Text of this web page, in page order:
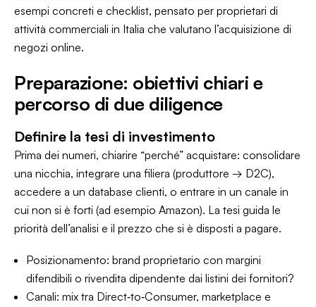
esempi concreti e checklist, pensato per proprietari di
attività commerciali in Italia che valutano l’acquisizione di
negozi online.
Preparazione: obiettivi chiari e
percorso di due diligence
Definire la tesi di investimento
Prima dei numeri, chiarire “perché” acquistare: consolidare
una nicchia, integrare una filiera (produttore → D2C),
accedere a un database clienti, o entrare in un canale in
cui non si è forti (ad esempio Amazon). La tesi guida le
priorità dell’analisi e il prezzo che si è disposti a pagare.
Posizionamento: brand proprietario con margini
difendibili o rivendita dipendente dai listini dei fornitori?
Canali: mix tra Direct‑to‑Consumer, marketplace e